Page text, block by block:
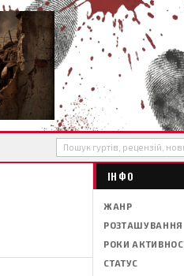
ІНФО
ЖАНР
РОЗТАШУВАННЯ
РОКИ
СТАТУС